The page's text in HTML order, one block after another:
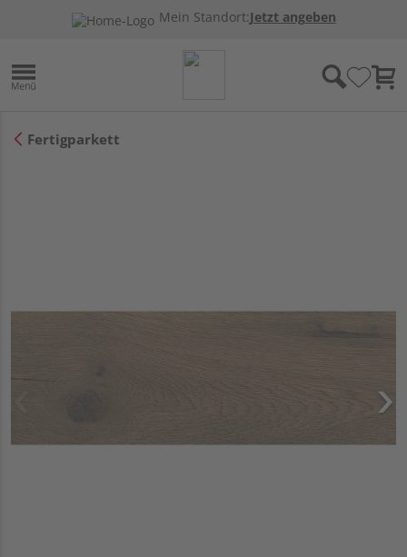
Mein Standort:Jetzt angeben
Fertigparkett